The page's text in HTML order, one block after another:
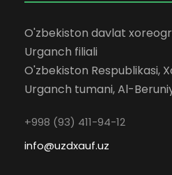
O'zbekiston davlat
Urganch filiali
O'zbekiston Respublikasi,
Urganch tumani, Al-
+998 (93) 411-94-12
info@uzdxauf.uz